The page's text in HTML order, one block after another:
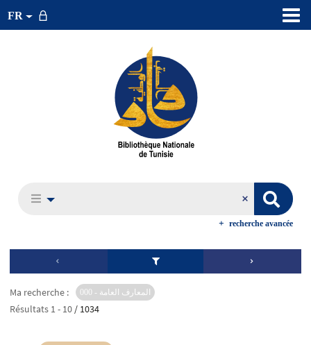
FR
recherche avancée
Ma recherche : 000 - المعارف العامة
Résultats 1 - 10 / 1034